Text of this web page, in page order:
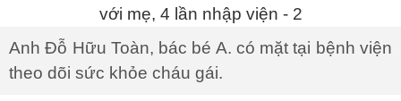
Anh Đỗ Hữu Toàn, bác bé A. có mặt tại bệnh viện
theo dõi sức khỏe cháu gái.